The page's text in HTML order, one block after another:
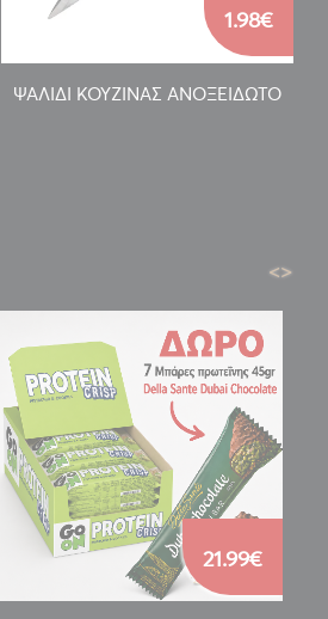
ΨΑΛΙΔΙ ΚΟΥΖΙΝΑΣ ΑΝΟΞΕΙΔΩΤΟ
1.98€
21.99€
<>